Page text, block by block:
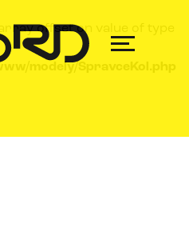
offset on value of type
modely/SpravceKol.php